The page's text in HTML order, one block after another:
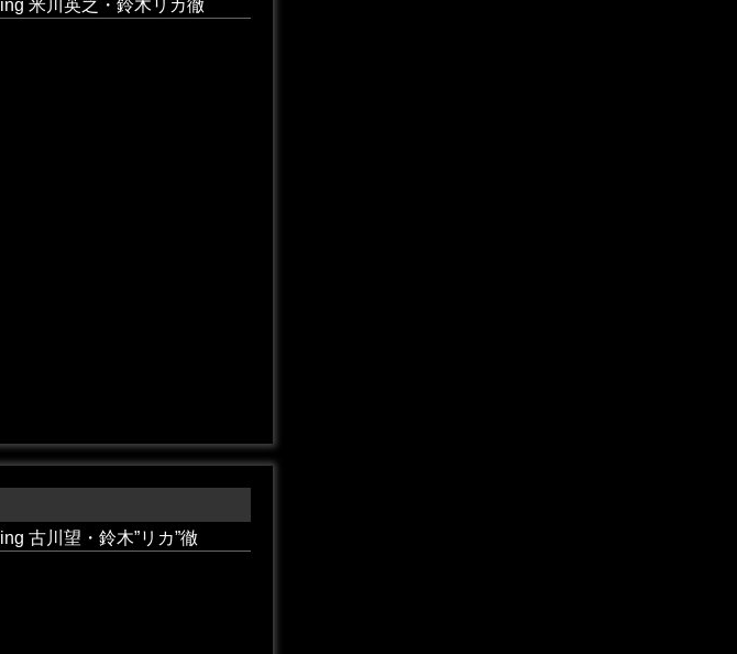
米川英之・鈴木リカ徹
古川望・鈴木”リカ”徹